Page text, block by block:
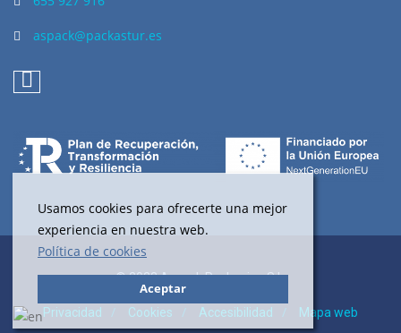
Usamos cookies para ofrecerte una mejor
experiencia en nuestra web.
Política de cookies
Aceptar
aspack@packastur.es
© 2023 Aspack Packaging S.L.
Privacidad Cookies Accesibilidad Mapa web